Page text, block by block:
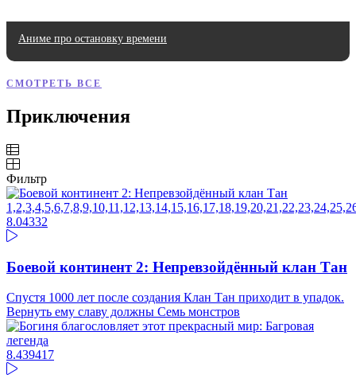
Аниме про остановку времени
СМОТРЕТЬ ВСЕ
Приключения
Фильтр
8.04332
Боевой континент 2: Непревзойдённый клан Тан
Спустя 1000 лет после создания Клан Тан приходит в упадок.
Вернуть ему славу должны Семь монстров
8.439417